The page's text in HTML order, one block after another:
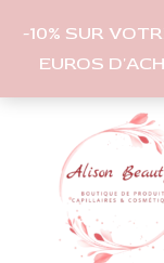
-10% SUR
EUROS
Aller